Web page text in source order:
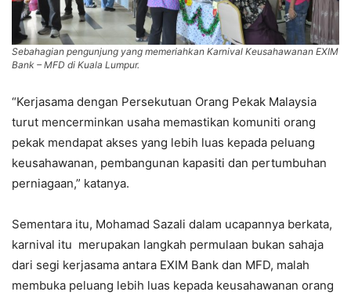
Sebahagian pengunjung yang memeriahkan Karnival Keusahawanan EXIM
Bank – MFD di Kuala Lumpur.
“Kerjasama dengan Persekutuan Orang Pekak Malaysia
turut mencerminkan usaha memastikan komuniti orang
pekak mendapat akses yang lebih luas kepada peluang
keusahawanan, pembangunan kapasiti dan pertumbuhan
perniagaan,” katanya.
Sementara itu, Mohamad Sazali dalam ucapannya berkata,
karnival itu merupakan langkah permulaan bukan sahaja
dari segi kerjasama antara EXIM Bank dan MFD, malah
membuka peluang lebih luas kepada keusahawanan orang